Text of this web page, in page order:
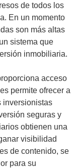
de todos los
En un momento
son más altas
sistema que
inmobiliaria.
acceso
permite ofrecer a
inversionistas
seguras y
obtienen una
visibilidad
de contenido, se
para su